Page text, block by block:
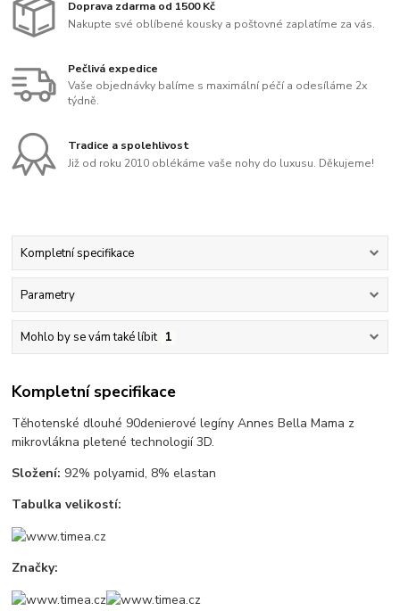
Doprava zdarma od 1500 Kč
Nakupte své oblíbené kousky a poštovné zaplatíme za vás.
Pečlivá expedice
Vaše objednávky balíme s maximální péčí a odesíláme 2x
týdně.
Tradice a spolehlivost
Již od roku 2010 oblékáme vaše nohy do luxusu. Děkujeme!
Kompletní specifikace
Parametry
Mohlo by se vám také líbit 1
Kompletní specifikace
Těhotenské dlouhé 90denierové legíny Annes Bella Mama z
mikrovlákna pletené technologií 3D.
Složení: 92% polyamid, 8% elastan
Tabulka velikostí:
Značky: